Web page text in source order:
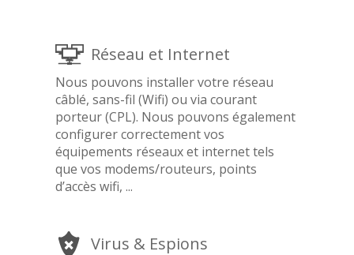
Réseau et Internet
Nous pouvons installer votre réseau
câblé, sans-fil (Wifi) ou via courant
porteur (CPL). Nous pouvons également
configurer correctement vos
équipements réseaux et internet tels
que vos modems/routeurs, points
d’accès wifi, ...
Virus & Espions